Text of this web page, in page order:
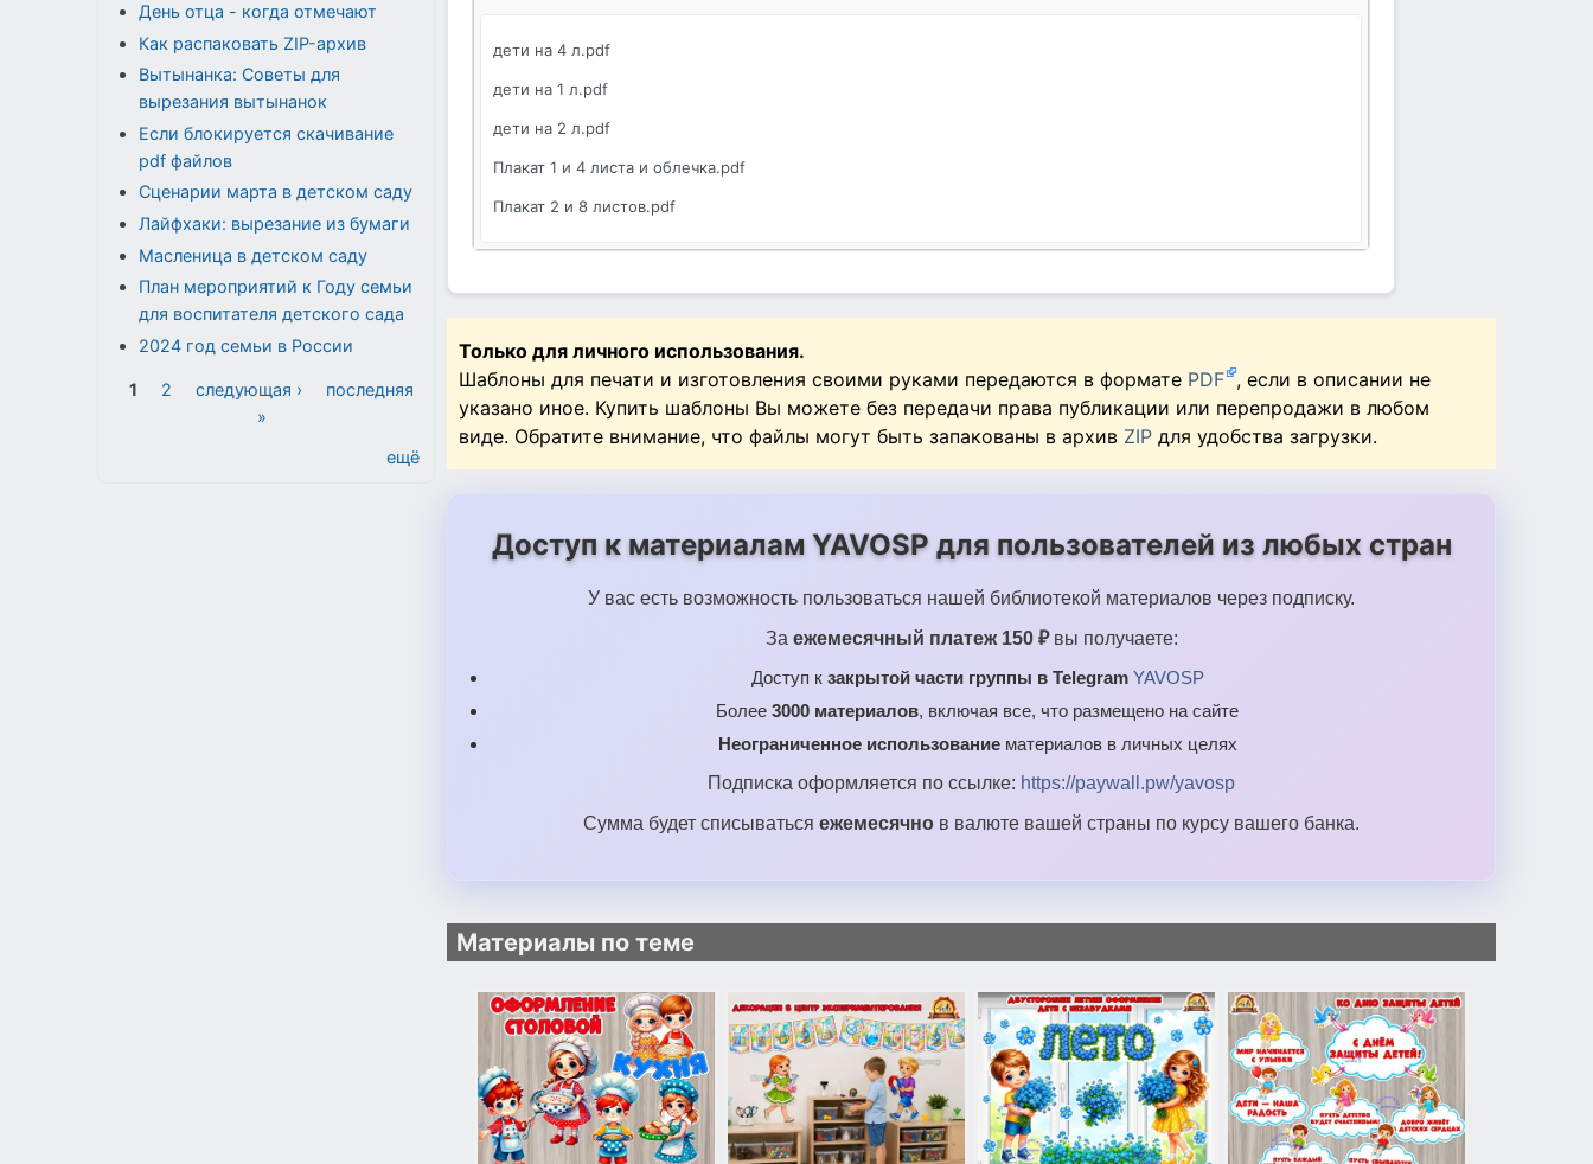
дети на 4 л.pdf
дети на 1 л.pdf
дети на 2 л.pdf
Плакат 1 и 4 листа и облечка.pdf
Плакат 2 и 8 листов.pdf
Только для личного использования.
Шаблоны для печати и изготовления своими руками передаются в формате PDF , если в описании не
указано иное. Купить шаблоны Вы можете без передачи права публикации или перепродажи в любом
виде. Обратите внимание, что файлы могут быть запакованы в архив ZIP для удобства загрузки.
Доступ к материалам YAVOSP для пользователей из любых стран
У вас есть возможность пользоваться нашей библиотекой материалов через подписку.
За ежемесячный платеж 150 ₽вы получаете:
Доступ к закрытой части группы в Telegram YAVOSP
Более 3000 материалов, включая все, что размещено на сайте
Неограниченное использованиематериалов в личных целях
Подписка оформляется по ссылке: https://paywall.pw/yavosp
Сумма будет списываться ежемесячно в валюте вашей страны по курсу вашего банка.
Материалы по теме
День отца - когда отмечают
Как распаковать ZIP-архив
Вытынанка: Советы для
вырезания вытынанок
Если блокируется скачивание
pdf файлов
Сценарии марта в детском саду
Лайфхаки: вырезание из бумаги
Масленица в детском саду
План мероприятий к Году семьи
для воспитателя детского сада
2024 год семьи в России
Страницы
1 2 следующая ›
последняя
»
ещё